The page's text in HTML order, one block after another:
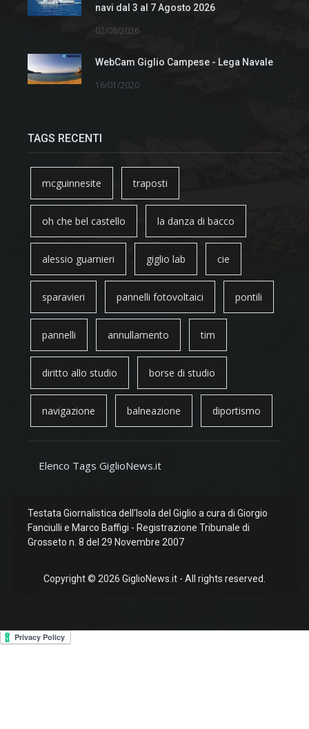
navi dal 3 al 7 Agosto 2026
02/08/2026
WebCam Giglio Campese - Lega Navale
16/01/2020
TAGS RECENTI
mcguinnesite traposti
oh che bel castello la danza di bacco
alessio guarnieri giglio lab cie
sparavieri pannelli fotovoltaici pontili
pannelli annullamento tim
diritto allo studio borse di studio
navigazione balneazione diportismo
Elenco Tags GiglioNews.it
Testata Giornalistica dell'Isola del Giglio a cura di Giorgio
Fanciulli e Marco Baffigi - Registrazione Tribunale di
Grosseto n. 8 del 29 Novembre 2007
Copyright © 2026 GiglioNews.it - All rights reserved.